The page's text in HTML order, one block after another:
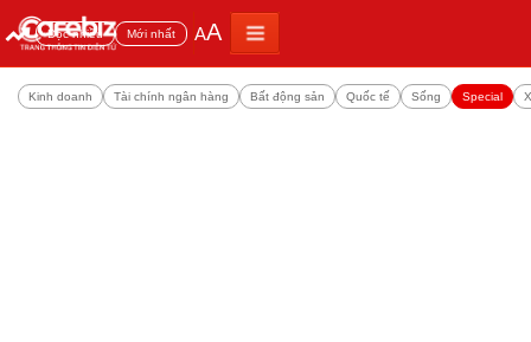
Đọc nhiều Mới nhất AA
Kinh doanh Tài chính ngân hàng Bất động sản Quốc tế Sống Special